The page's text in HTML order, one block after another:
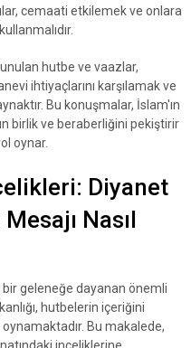
cemaati etkilemek ve onlara
hutbe ve vaazlar,
ihtiyaçlarını karşılamak ve
Bu konuşmalar, İslam'ın
birlik ve beraberliğini pekiştirir
oynar.
Diyanet
Mesajı Nasıl
geleneğe dayanan önemli
hutbelerin içeriğini
Bu makalede,